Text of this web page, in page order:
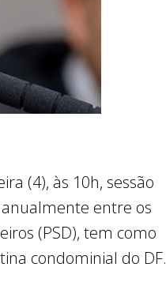
(4), às 10h, sessão
entre os
(PSD), tem como
condominial do DF.